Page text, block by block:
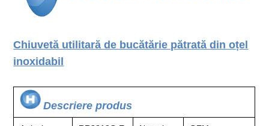
Chiuvetă utilitară de bucătărie pătrată din oțel
inoxidabil
Descriere produs